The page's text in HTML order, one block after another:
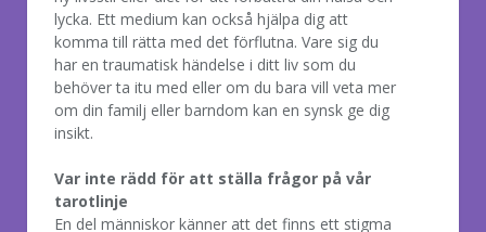
lycka. Ett medium kan också hjälpa dig att
komma till rätta med det förflutna. Vare sig du
har en traumatisk händelse i ditt liv som du
behöver ta itu med eller om du bara vill veta mer
om din familj eller barndom kan en synsk ge dig
insikt.
Var inte rädd för att ställa frågor på vår
tarotlinje
En del människor känner att det finns ett stigma